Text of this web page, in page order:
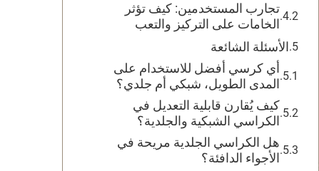
تجارب المستخدمين: كيف تؤثر
الخامات على التركيز والتعب
الأسئلة الشائعة
أي كرسي أفضل للاستخدام على
المدى الطويل، شبكي أم جلدي؟
كيف يُقارن قابلية التعديل في
الكراسي الشبكية والجلدية؟
هل الكراسي الجلدية مريحة في
الأجواء الدافئة؟